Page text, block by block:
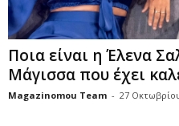
Ποια είναι η Έλενα
Μάγισσα που έχει
Magazinomou Team - 27